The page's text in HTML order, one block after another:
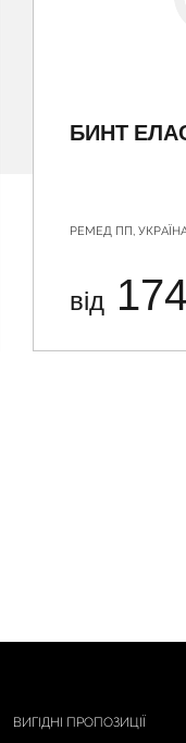
БИНТ
РЕМЕД ПП,
від
ВИГІДНІ ПРОПОЗИЦІЇ